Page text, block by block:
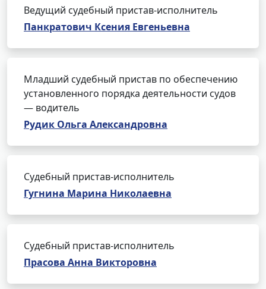
Ведущий судебный пристав-исполнитель
Панкратович Ксения Евгеньевна
Младший судебный пристав по обеспечению
установленного порядка деятельности судов
— водитель
Рудик Ольга Александровна
Судебный пристав-исполнитель
Гугнина Марина Николаевна
Судебный пристав-исполнитель
Прасова Анна Викторовна